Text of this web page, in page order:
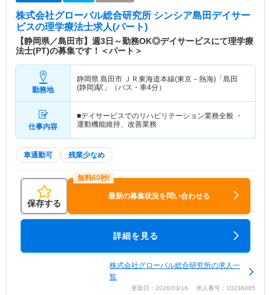
株式会社グローバル総合研究所 シンシア島田デイサー
ビスの理学療法士求人(パート)
【静岡県／島田市】週3日～勤務OK◎デイサービスにて理学療
法士(PT)の募集です！＜パート＞
勤務地
静岡県 島田市 ＪＲ東海道本線(東京－熱海)「島田
(静岡)駅」（バス・車4分）
仕事内容
■デイサービスでのリハビリテーション業務全般 ・
運動機能維持、改善業務
車通勤可 残業少なめ
保存する
最新の募集状況を問い合わせる
詳細を見る
株式会社グローバル総合研究所の求人一
覧
更新日：2026/03/16 求人番号：10236085